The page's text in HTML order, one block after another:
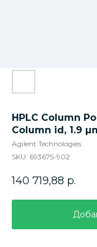
HPLC Column
Column id, 1.9
Agilent Technologies
SKU: 693675-902
140 719,88 р.